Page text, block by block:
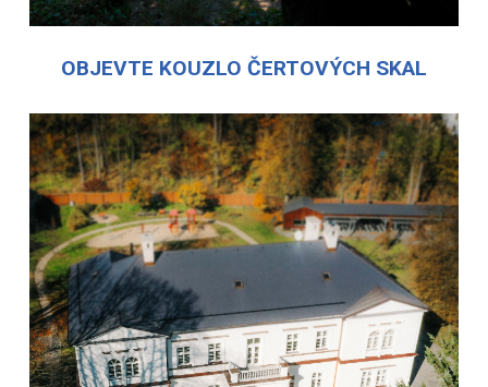
OBJEVTE KOUZLO ČERTOVÝCH SKAL